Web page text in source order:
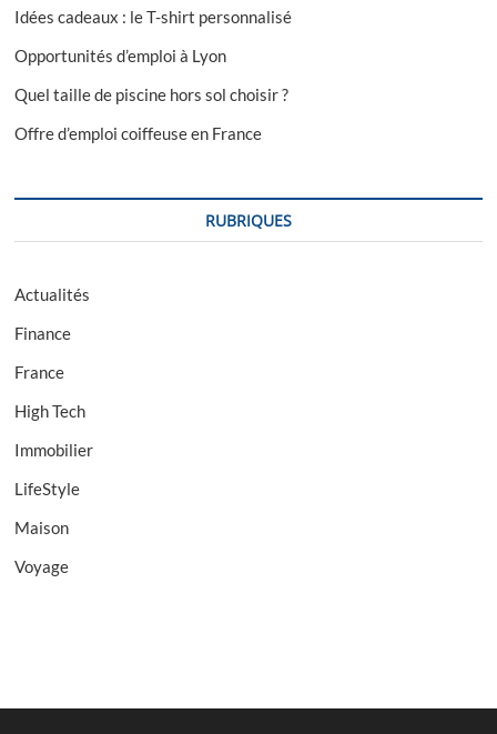
Idées cadeaux : le T-shirt personnalisé
Opportunités d’emploi à Lyon
Quel taille de piscine hors sol choisir ?
Offre d’emploi coiffeuse en France
RUBRIQUES
Actualités
Finance
France
High Tech
Immobilier
LifeStyle
Maison
Voyage